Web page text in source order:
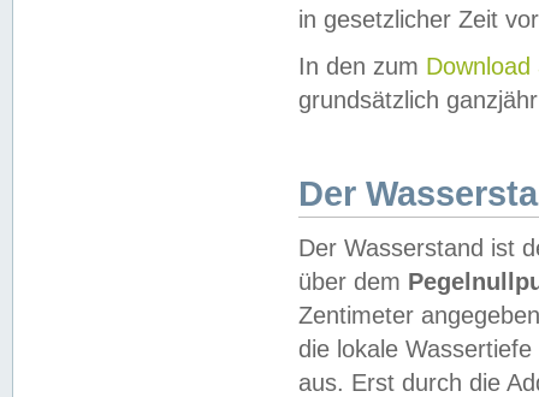
in gesetzlicher Zeit
In den zum Download
grundsätzlich
Der
Der Wasserstand ist
über dem
Zentimeter
die lokale
aus. Erst durch die